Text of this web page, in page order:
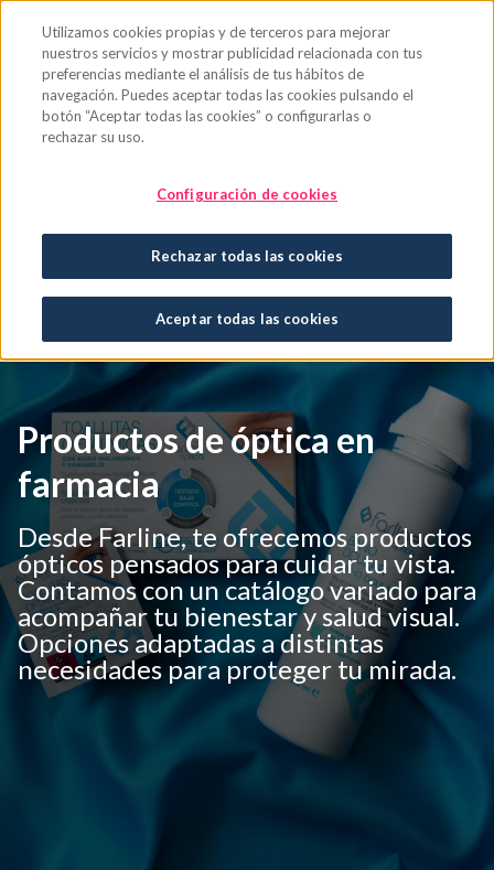
Óptica
Productos de óptica en
farmacia
Desde Farline, te ofrecemos productos
ópticos pensados para cuidar tu vista.
Contamos con un catálogo variado para
acompañar tu bienestar y salud visual.
Opciones adaptadas a distintas
necesidades para proteger tu mirada.
Utilizamos cookies propias y de terceros para mejorar
nuestros servicios y mostrar publicidad relacionada con tus
preferencias mediante el análisis de tus hábitos de
navegación. Puedes aceptar todas las cookies pulsando el
botón “Aceptar todas las cookies” o configurarlas o
rechazar su uso.
Configuración de cookies
Rechazar todas las cookies
Aceptar todas las cookies